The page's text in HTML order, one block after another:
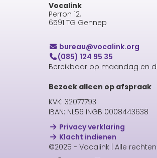
Vocalink
Perron 12,
6591 TG Gennep
uaerub@vocalink.org
(085) 124 95 35
Bereikbaar op maandag en
Bezoek alleen op afspraak
KVK: 32077793
IBAN: NL56 INGB 0008443638
Privacy verklaring
Klacht indienen
©2025 - Vocalink | Alle